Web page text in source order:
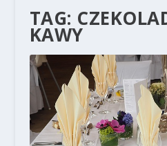
TAG:
KAWY